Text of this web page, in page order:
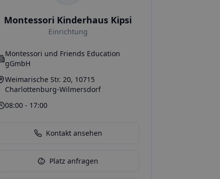
Montessori Kinderhaus Kipsi
Einrichtung
Montessori und Friends Education
gGmbH
Weimarische Str. 20, 10715
Charlottenburg-Wilmersdorf
08:00 - 17:00
Kontakt ansehen
Platz anfragen